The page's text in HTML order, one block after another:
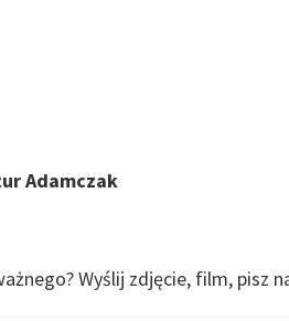
Adamczak
Wyślij zdjęcie, film, pisz